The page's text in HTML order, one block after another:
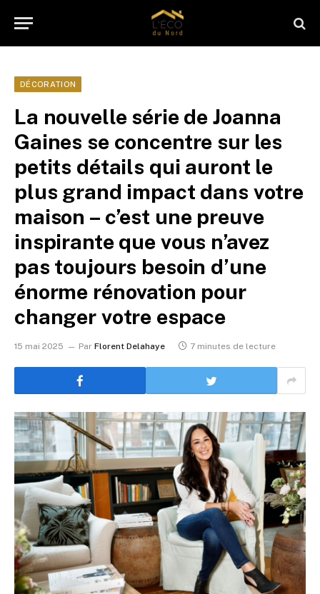
DÉCORATION
La nouvelle série de Joanna
Gaines se concentre sur les
petits détails qui auront le
plus grand impact dans votre
maison – c’est une preuve
inspirante que vous n’avez
pas toujours besoin d’une
énorme rénovation pour
changer votre espace
15 mai 2025 Par Florent Delahaye 7 minutes de lecture